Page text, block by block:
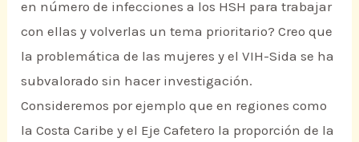
en número de infecciones a los HSH para trabajar
con ellas y volverlas un tema prioritario? Creo que
la problemática de las mujeres y el VIH-Sida se ha
subvalorado sin hacer investigación.
Consideremos por ejemplo que en regiones como
la Costa Caribe y el Eje Cafetero la proporción de la